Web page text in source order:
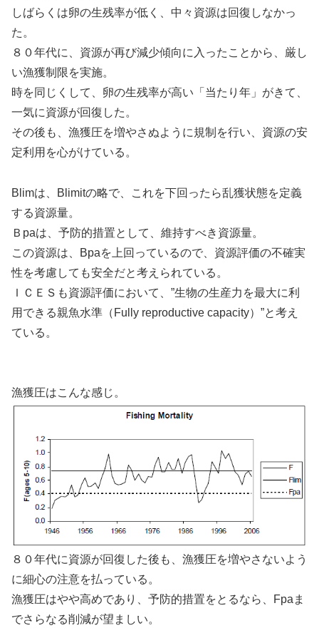
しばらくは卵の生残率が低く、中々資源は回復しなかっ
た。
８０年代に、資源が再び減少傾向に入ったことから、厳し
い漁獲制限を実施。
時を同じくして、卵の生残率が高い「当たり年」がきて、
一気に資源が回復した。
その後も、漁獲圧を増やさぬように規制を行い、資源の安
定利用を心がけている。
Blimは、Blimitの略で、これを下回ったら乱獲状態を定義
する資源量。
Ｂpaは、予防的措置として、維持すべき資源量。
この資源は、Bpaを上回っているので、資源評価の不確実
性を考慮しても安全だと考えられている。
ＩＣＥＳも資源評価において、”生物の生産力を最大に利
用できる親魚水準（Fully reproductive capacity）”と考え
ている。
漁獲圧はこんな感じ。
８０年代に資源が回復した後も、漁獲圧を増やさないよう
に細心の注意を払っている。
漁獲圧はやや高めであり、予防的措置をとるなら、Fpaま
でさらなる削減が望ましい。